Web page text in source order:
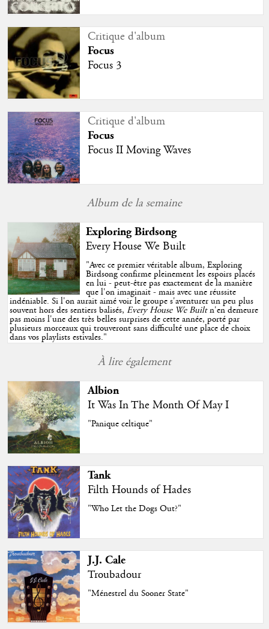
Critique d'album
Focus
Focus 3
Critique d'album
Focus
Focus II Moving Waves
Album de la semaine
Exploring Birdsong
Every House We Built
"Avec ce premier véritable album, Exploring
Birdsong confirme pleinement les espoirs placés
en lui - peut-être pas exactement de la manière
que l'on imaginait - mais avec une réussite
indéniable. Si l'on aurait aimé voir le groupe s'aventurer un peu plus
souvent hors des sentiers balisés,Every House We Builtn'en demeure
pas moins l'une des très belles surprises de cette année, porté par
plusieurs morceaux qui trouveront sans difficulté une place de choix
dans vos playlists estivales."
À lire également
Albion
It Was In The Month Of May I
"Panique celtique"
Tank
Filth Hounds of Hades
"Who Let the Dogs Out?"
J.J. Cale
Troubadour
"Ménestrel du Sooner State"